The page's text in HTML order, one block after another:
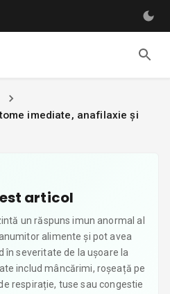
imediate, anafilaxie și
articol
un răspuns imun anormal al
alimente și pot avea
severitate de la ușoare la
includ mâncărimi, roșeață pe
respirație, tuse sau congestie